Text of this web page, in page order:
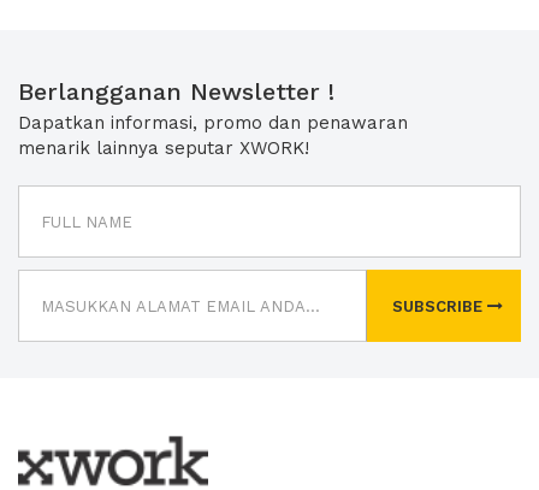
Berlangganan Newsletter !
Dapatkan informasi, promo dan penawaran
menarik lainnya seputar XWORK!
SUBSCRIBE